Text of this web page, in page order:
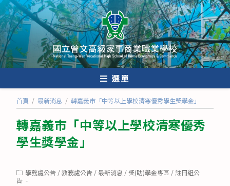
跳
轉
至
主
要
內
選單
首頁 / 最新消息 / 轉嘉義市「中等以上學校清寒優秀學生獎學金」
轉嘉義市「中等以上學校清寒優秀
學生獎學金」
Post
category:
學務處公告 /教務處公告 /最新消息 /獎(助)學金專區 /註冊組公
告